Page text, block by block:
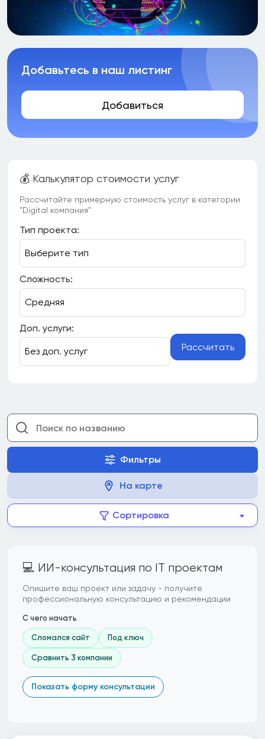
Добавьтесь в наш листинг
Добавиться
💰 Калькулятор стоимости услуг
Рассчитайте примерную стоимость услуг в категории
"Digital компания"
Тип проекта:
Сложность:
Доп. услуги:
Рассчитать
Фильтры
На карте
Сортировка
💻 ИИ-консультация по IT проектам
Опишите ваш проект или задачу - получите
профессиональную консультацию и рекомендации
С чего начать
Сломался сайт Под ключ
Сравнить 3 компании
Показать форму консультации